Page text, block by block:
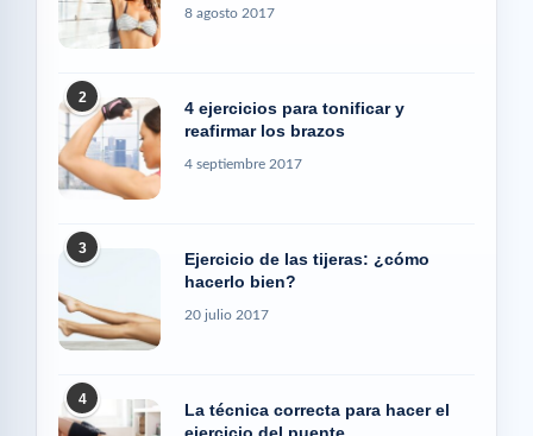
8 agosto 2017
2
4 ejercicios para tonificar y
reafirmar los brazos
4 septiembre 2017
3
Ejercicio de las tijeras: ¿cómo
hacerlo bien?
20 julio 2017
4
La técnica correcta para hacer el